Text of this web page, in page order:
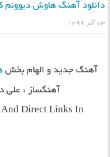
دانلود آهنگ هاوش دیوونم
۰۳ آذر ۱۳۹۹
آهنگ جدید و الهام بخش
آهنگساز : علی
Direct Links In